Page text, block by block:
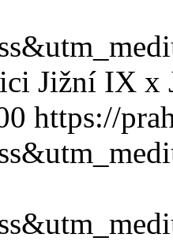
Jižní IX x
https://